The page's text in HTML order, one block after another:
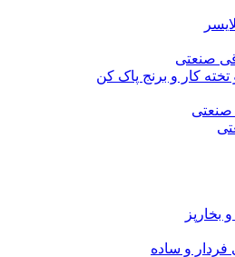
صنعتی
تخته کار و برنج پاک کن
بخارپز
فردار و ساده